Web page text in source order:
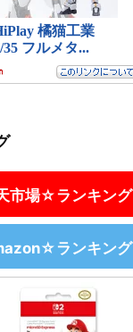
市場☆ランキング
ランキング